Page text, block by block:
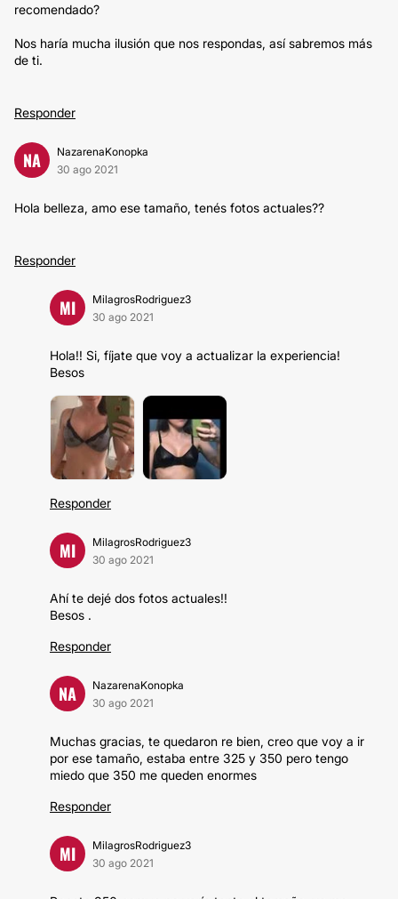
recomendado?
Nos haría mucha ilusión que nos respondas, así sabremos más
de ti.
Responder
NA
NazarenaKonopka
30 ago 2021
Hola belleza, amo ese tamaño, tenés fotos actuales??
Responder
MI
MilagrosRodriguez3
30 ago 2021
Hola!! Si, fíjate que voy a actualizar la experiencia!
Besos
Responder
MI
MilagrosRodriguez3
30 ago 2021
Ahí te dejé dos fotos actuales!!
Besos .
Responder
NA
NazarenaKonopka
30 ago 2021
Muchas gracias, te quedaron re bien, creo que voy a ir
por ese tamaño, estaba entre 325 y 350 pero tengo
miedo que 350 me queden enormes
Responder
MI
MilagrosRodriguez3
30 ago 2021